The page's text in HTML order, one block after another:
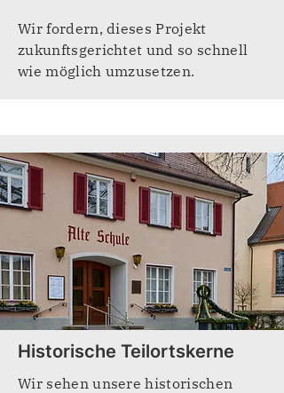
Wir fordern, dieses Projekt
zukunftsgerichtet und so schnell
wie möglich umzusetzen.
Historische Teilortskerne
Wir sehen unsere historischen